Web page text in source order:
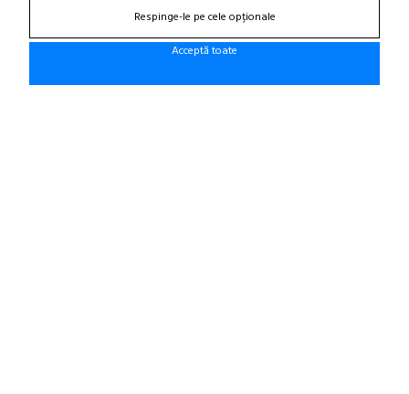
Respinge-le pe cele opționale
Acceptă toate
office@cauciucurijante.ro